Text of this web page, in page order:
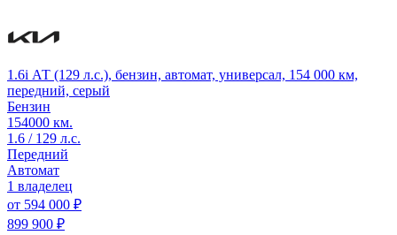
1.6i АТ (129 л.с.), бензин, автомат, универсал, 154 000 км,
передний, серый
Бензин
154000 км.
1.6 / 129 л.с.
Передний
Автомат
1 владелец
от 594 000 ₽
899 900 ₽